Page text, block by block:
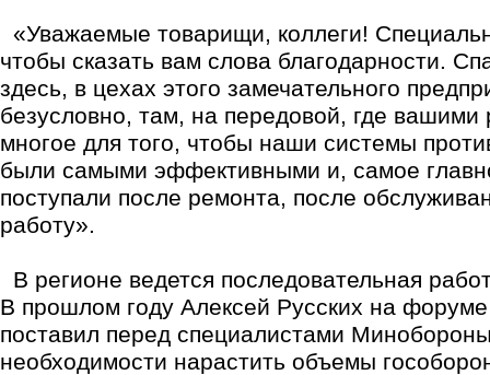
«Уважаемые товарищи, коллеги!
чтобы сказать вам слова благодарности.
здесь, в цехах этого замечательного
безусловно, там, на передовой, где вашими
многое для того, чтобы наши системы
были самыми эффективными и, самое
поступали после ремонта, после
работу».
В регионе ведется последовательная
В прошлом году Алексей Русских на
поставил перед специалистами
необходимости нарастить объемы